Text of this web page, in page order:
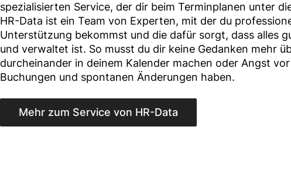
spezialisierten Service, der dir beim Terminplanen unter
HR-Data ist ein Team von Experten, mit der du
Unterstützung bekommst und die dafür sorgt, dass alles
und verwaltet ist. So musst du dir keine Gedanken mehr
durcheinander in deinem Kalender machen oder Angst
Buchungen und spontanen Änderungen haben.
Mehr zum Service von HR-Data